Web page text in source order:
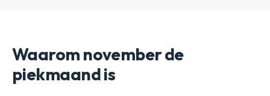
Waarom november de
piekmaand is